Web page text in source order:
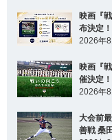
映画『
布決定！
2026年8
映画『
催決定！
2026年8
大会前
善戦 桑